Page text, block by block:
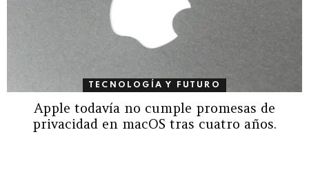
TECNOLOGÍA Y FUTURO
Apple todavía no cumple promesas de
privacidad en macOS tras cuatro años.